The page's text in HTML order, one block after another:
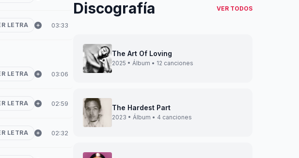
LETRA 03:33
LETRA 03:06
LETRA 02:59
LETRA 02:32
Discografía VER TODOS
The Art Of Loving
2025 • Álbum • 12 canciones
The Hardest Part
2023 • Álbum • 4 canciones